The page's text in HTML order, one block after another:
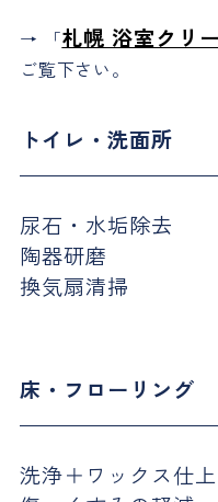
→ 「札幌 浴室クリ
ご覧下さい。
トイレ・洗面所
尿石・水垢除去
陶器研磨
換気扇清掃
床・フローリング
洗浄＋ワックス仕